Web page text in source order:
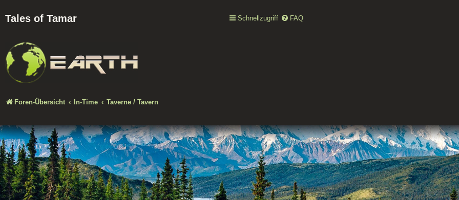
Tales of Tamar Schnellzugriff FAQ
Foren-Übersicht In-Time Taverne / Tavern